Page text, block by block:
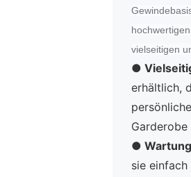
vielseitigen
●
erhältlich,
●
sie